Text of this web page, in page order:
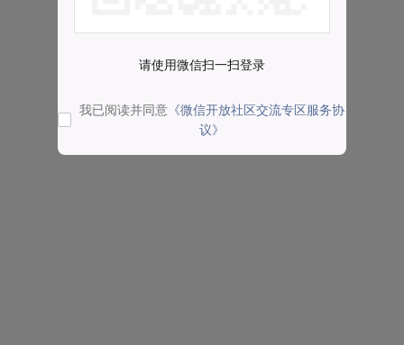
请使用微信扫一扫登录
我已阅读并同意 《微信开放社区交流专区服务协
议》